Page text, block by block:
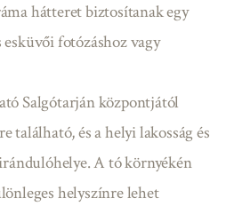
hátteret biztosítanak egy
fotózáshoz vagy
Salgótarján központjától
található, és a helyi lakosság és
A tó környékén
helyszínre lehet